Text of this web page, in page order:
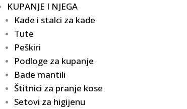
KUPANJE I NJEGA
Kade i stalci za kade
Tute
Peškiri
Podloge za kupanje
Bade mantili
Štitnici za pranje kose
Setovi za higijenu